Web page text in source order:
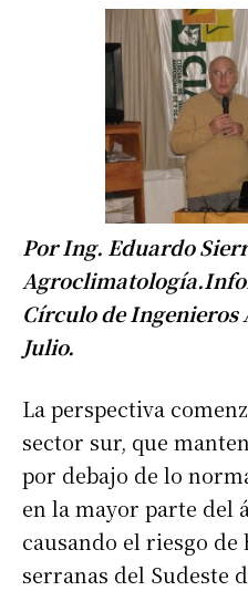
Por Ing. Eduardo
Círculo de Ingenieros
Julio.
La perspectiva
sector sur, que
por debajo de lo
en la mayor parte del
causando el riesgo de
serranas del Sudeste